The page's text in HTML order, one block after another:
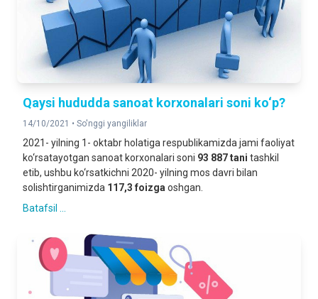
Qaysi hududda sanoat korxonalari soni ko‘p?
14/10/2021 • So'nggi yangiliklar
2021- yilning 1- oktabr holatiga respublikamizda jami faoliyat
ko‘rsatayotgan sanoat korxonalari soni 93 887 tani tashkil
etib, ushbu ko‘rsatkichni 2020- yilning mos davri bilan
solishtirganimizda 117,3 foizga oshgan.
Batafsil ...